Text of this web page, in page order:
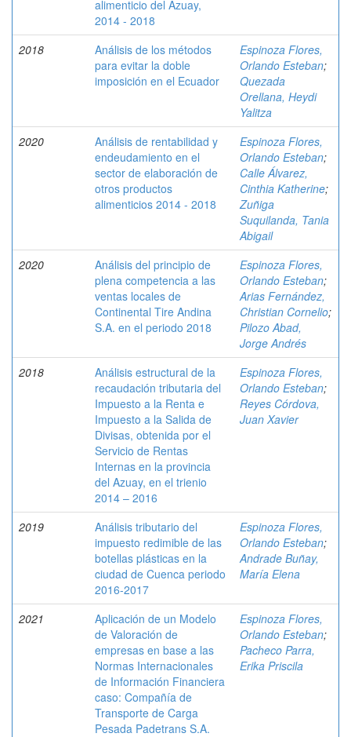
alimenticio del Azuay,
2014 - 2018
2018
Análisis de los métodos
para evitar la doble
imposición en el Ecuador
Espinoza Flores,
Orlando Esteban;
Quezada
Orellana, Heydi
Yalitza
2020
Análisis de rentabilidad y
endeudamiento en el
sector de elaboración de
otros productos
alimenticios 2014 - 2018
Espinoza Flores,
Orlando Esteban;
Calle Álvarez,
Cinthia Katherine;
Zuñiga
Suquilanda, Tania
Abigail
2020
Análisis del principio de
plena competencia a las
ventas locales de
Continental Tire Andina
S.A. en el periodo 2018
Espinoza Flores,
Orlando Esteban;
Arias Fernández,
Christian Cornelio;
Pilozo Abad,
Jorge Andrés
2018
Análisis estructural de la
recaudación tributaria del
Impuesto a la Renta e
Impuesto a la Salida de
Divisas, obtenida por el
Servicio de Rentas
Internas en la provincia
del Azuay, en el trienio
2014 – 2016
Espinoza Flores,
Orlando Esteban;
Reyes Córdova,
Juan Xavier
2019
Análisis tributario del
impuesto redimible de las
botellas plásticas en la
ciudad de Cuenca periodo
2016-2017
Espinoza Flores,
Orlando Esteban;
Andrade Buñay,
María Elena
2021
Aplicación de un Modelo
de Valoración de
empresas en base a las
Normas Internacionales
de Información Financiera
caso: Compañía de
Transporte de Carga
Pesada Padetrans S.A.
Espinoza Flores,
Orlando Esteban;
Pacheco Parra,
Erika Priscila